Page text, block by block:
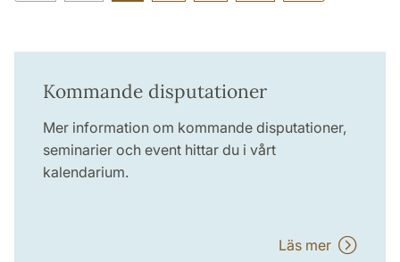
Kommande disputationer
Mer information om kommande disputationer,
seminarier och event hittar du i vårt
kalendarium.
Läs mer